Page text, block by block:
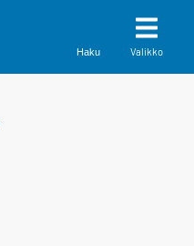
Haku Valikko